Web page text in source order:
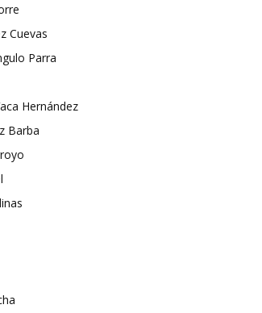
Cuevas
Parra
Hernández
Barba